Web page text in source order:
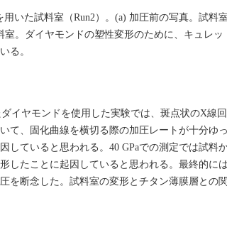
いた試料室（Run2）。(a) 加圧前の写真。試料
室。ダイヤモンドの塑性変形のために、キュレ
る。
イヤモンドを使用した実験では、斑点状のX線
て、固化曲線を横切る際の加圧レートが十分ゆ
していると思われる。40 GPaでの測定では試料
したことに起因していると思われる。最終的に
を断念した。試料室の変形とチタン薄膜層との